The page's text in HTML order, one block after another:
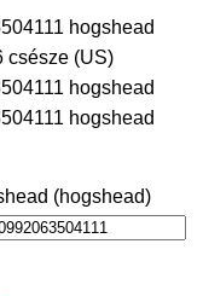
hogshead
csésze (US)
hogshead
hogshead
(hogshead)